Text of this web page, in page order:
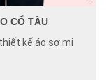
CỔ TÀU
kế áo sơ mi